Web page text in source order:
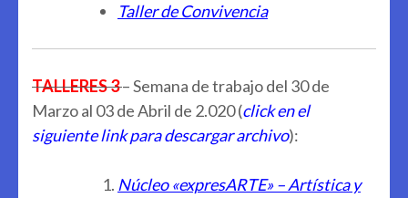
Taller de Convivencia
TALLERES 3– Semana de trabajo del 30 de
Marzo al 03 de Abril de 2.020 (click en el
siguiente link para descargar archivo):
Núcleo «expresARTE» – Artística y